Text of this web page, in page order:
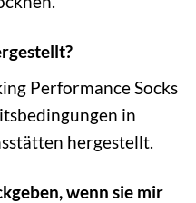
Performance Socks
in
hergestellt.
wenn sie mir